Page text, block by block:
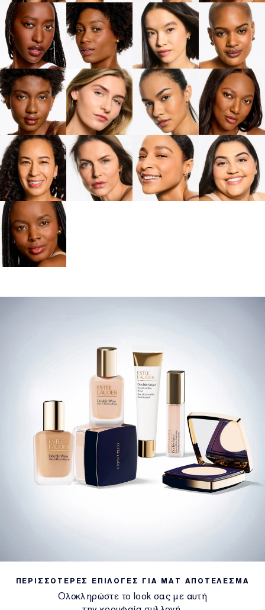
ΠΕΡΙΣΣΟΤΕΡΕΣ ΕΠΙΛΟΓΕΣ ΓΙΑ ΜΑΤ ΑΠΟΤΕΛΕΣΜΑ
Ολοκληρώστε το look σας με αυτή